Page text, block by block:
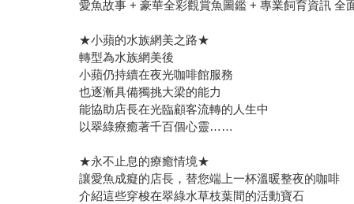
愛魚故事 + 豪華全彩觀賞魚圖鑑 + 專業飼育資訊 全
★小蘋的水族網美之路★
轉型為水族網美後
小蘋仍持續在夜光咖啡館服務
也逐漸具備獨挑大梁的能力
能協助店長在光臨顧客流轉的人生中
以翠綠療癒著千百個心靈……
★永不止息的療癒情境★
讓愛魚成癡的店長，替您端上一杯溫暖整夜的咖啡
介紹這些穿梭在翠綠水草枝葉間的活動寶石